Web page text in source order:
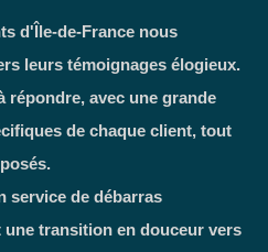
d'Île-de-France nous
leurs témoignages élogieux.
répondre, avec une grande
de chaque client, tout
service de débarras
transition en douceur vers